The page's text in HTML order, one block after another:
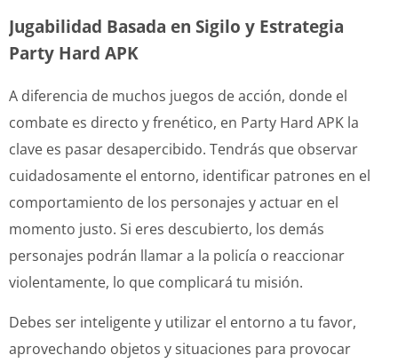
Jugabilidad Basada en Sigilo y Estrategia
Party Hard APK
A diferencia de muchos juegos de acción, donde el
combate es directo y frenético, en Party Hard APK la
clave es pasar desapercibido. Tendrás que observar
cuidadosamente el entorno, identificar patrones en el
comportamiento de los personajes y actuar en el
momento justo. Si eres descubierto, los demás
personajes podrán llamar a la policía o reaccionar
violentamente, lo que complicará tu misión.
Debes ser inteligente y utilizar el entorno a tu favor,
aprovechando objetos y situaciones para provocar